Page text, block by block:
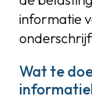
informatie
Wat te